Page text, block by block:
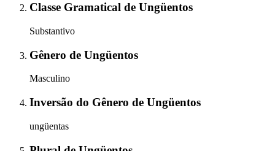
Classe Gramatical de Ungüentos
Substantivo
Gênero de Ungüentos
Masculino
Inversão do Gênero de Ungüentos
ungüentas